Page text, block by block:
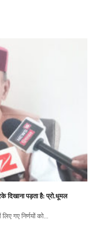
दिखाना पड़ता है: प्रो.धूमल
गए निर्णयों को...